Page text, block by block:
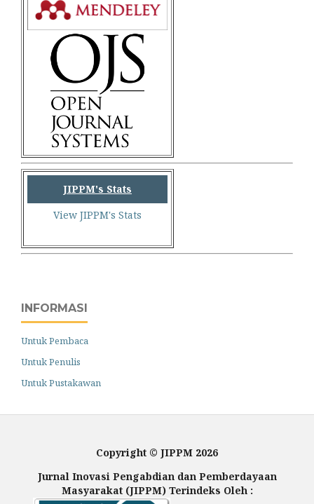
JIPPM's Stats
View JIPPM's Stats
INFORMASI
Untuk Pembaca
Untuk Penulis
Untuk Pustakawan
Copyright © JIPPM 2026
Jurnal Inovasi Pengabdian dan Pemberdayaan
Masyarakat (JIPPM) Terindeks Oleh :